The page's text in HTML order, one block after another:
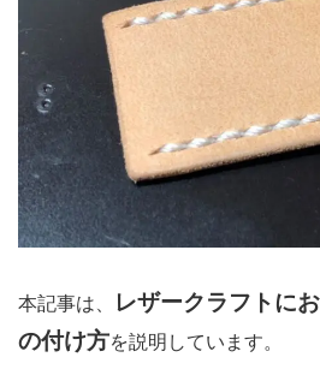
本記事は、
レザークラフトに
の付け方を説明しています。